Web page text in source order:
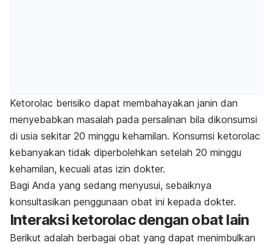
Ketorolac berisiko dapat membahayakan janin dan
menyebabkan masalah pada persalinan bila dikonsumsi
di usia sekitar 20 minggu kehamilan. Konsumsi ketorolac
kebanyakan tidak diperbolehkan setelah 20 minggu
kehamilan, kecuali atas izin dokter.
Bagi Anda yang sedang menyusui, sebaiknya
konsultasikan penggunaan obat ini kepada dokter.
Interaksi ketorolac dengan obat lain
Berikut adalah berbagai obat yang dapat menimbulkan